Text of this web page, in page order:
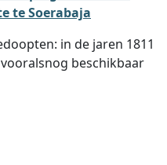
te Soerabaja
in de jaren 1811
beschikbaar